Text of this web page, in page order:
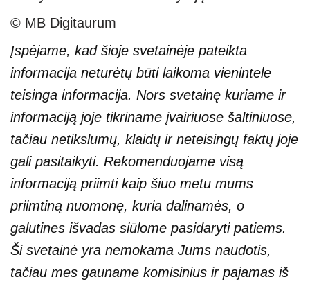
© MB Digitaurum
Įspėjame, kad šioje svetainėje pateikta
informacija neturėtų būti laikoma vienintele
teisinga informacija. Nors svetainę kuriame ir
informaciją joje tikriname įvairiuose šaltiniuose,
tačiau netikslumų, klaidų ir neteisingų faktų joje
gali pasitaikyti. Rekomenduojame visą
informaciją priimti kaip šiuo metu mums
priimtiną nuomonę, kuria dalinamės, o
galutines išvadas siūlome pasidaryti patiems.
Ši svetainė yra nemokama Jums naudotis,
tačiau mes gauname komisinius ir pajamas iš